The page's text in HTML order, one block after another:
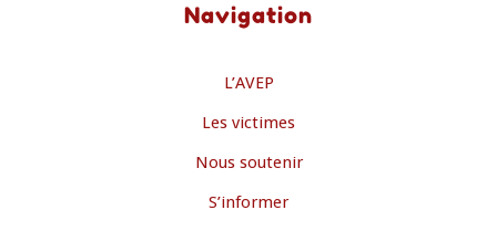
Navigation
L’AVEP
Les victimes
Nous soutenir
S’informer